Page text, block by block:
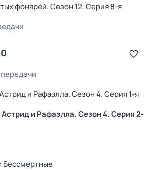
фонарей. Сезон 12. Серия 8-я
и Рафаэлла. Сезон 4. Серия 1-я
и Рафаэлла. Сезон 4. Серия 2-
Бессмертные